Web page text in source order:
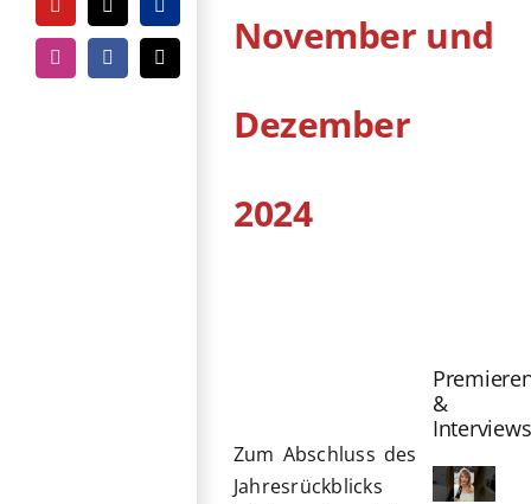
YouTubeTiktokPayPal
InstagramFacebook
E-
Mail
November und
Dezember
2024
Zum Abschluss des
Jahresrückblicks
&
Interviews